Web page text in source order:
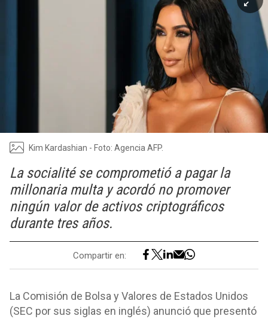
Kim Kardashian - Foto: Agencia AFP.
La socialité se comprometió a pagar la
millonaria multa y acordó no promover
ningún valor de activos criptográficos
durante tres años.
Compartir en:
La Comisión de Bolsa y Valores de Estados Unidos
(SEC por sus siglas en inglés) anunció que presentó